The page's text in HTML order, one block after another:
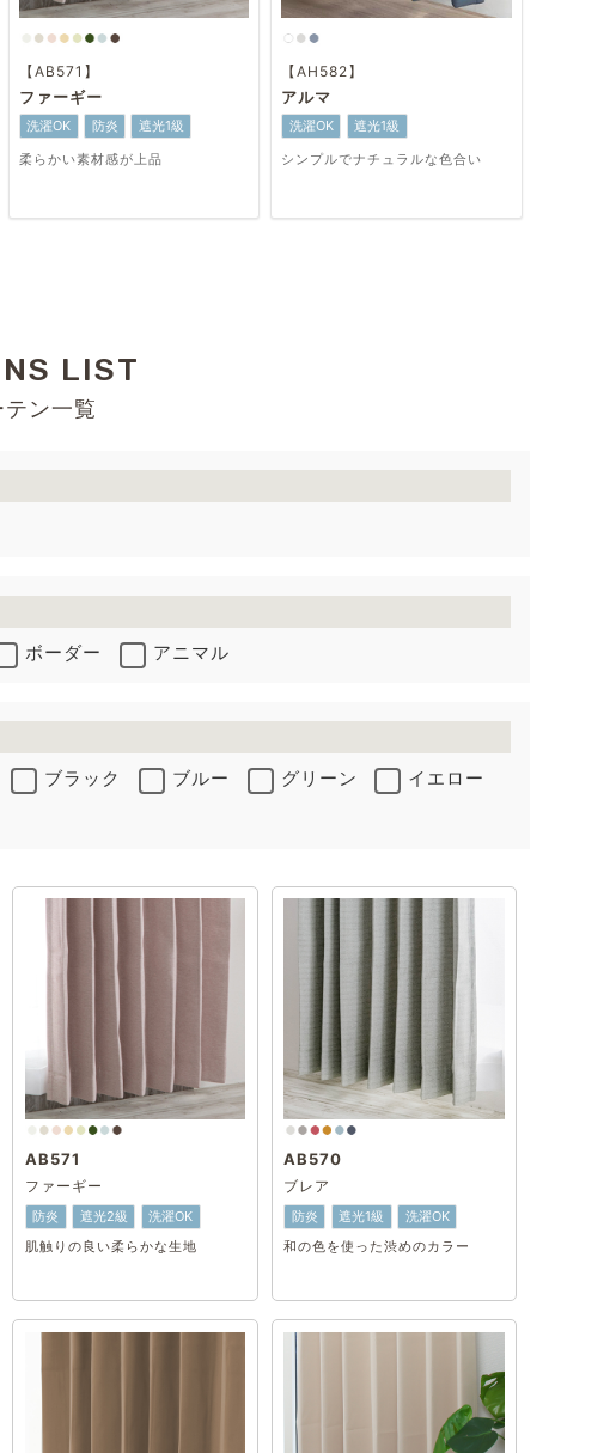
【AB571】
ファーギー
洗濯OK 防炎
遮光1級
柔らかい素材感が上品
【AH582】
アルマ
洗濯OK
遮光1級
シンプルでナチュラルな色合い
LIST
ン一覧
ボーダー アニマル
ブラック ブルー グリーン
イエロー
AB571
ファーギー
防炎 遮光2級 洗濯OK
肌触りの良い柔らかな生地
AB570
ブレア
防炎 遮光1級 洗濯OK
和の色を使った渋めのカラー